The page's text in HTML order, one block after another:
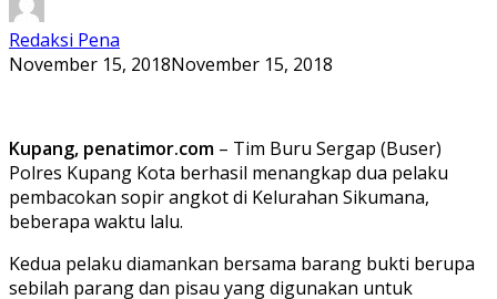
Redaksi Pena
November 15, 2018November 15, 2018
Kupang, penatimor.com – Tim Buru Sergap (Buser)
Polres Kupang Kota berhasil menangkap dua pelaku
pembacokan sopir angkot di Kelurahan Sikumana,
beberapa waktu lalu.
Kedua pelaku diamankan bersama barang bukti berupa
sebilah parang dan pisau yang digunakan untuk